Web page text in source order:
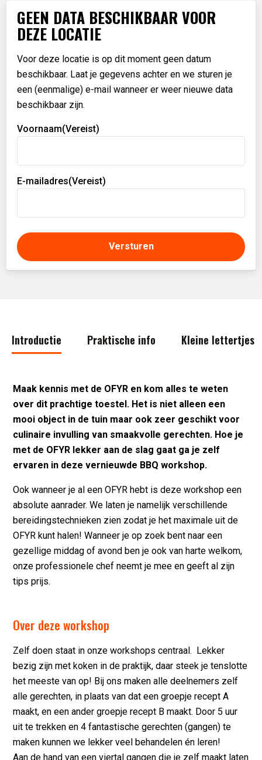
GEEN DATA BESCHIKBAAR VOOR
DEZE LOCATIE
Voor deze locatie is op dit moment geen datum
beschikbaar. Laat je gegevens achter en we sturen je
een (eenmalige) e-mail wanneer er weer nieuwe data
beschikbaar zijn.
Voornaam(Vereist)
E-mailadres(Vereist)
Introductie Praktische info Kleine lettertjes
Maak kennis met de OFYR en kom alles te weten
over dit prachtige toestel. Het is niet alleen een
mooi object in de tuin maar ook zeer geschikt voor
culinaire invulling van smaakvolle gerechten. Hoe je
met de OFYR lekker aan de slag gaat ga je zelf
ervaren in deze vernieuwde BBQ workshop.
Ook wanneer je al een OFYR hebt is deze workshop een
absolute aanrader. We laten je namelijk verschillende
bereidingstechnieken zien zodat je het maximale uit de
OFYR kunt halen! Wanneer je op zoek bent naar een
gezellige middag of avond ben je ook van harte welkom,
onze professionele chef neemt je mee en geeft al zijn
tips prijs.
Over deze workshop
Zelf doen staat in onze workshops centraal. Lekker
bezig zijn met koken in de praktijk, daar steek je tenslotte
het meeste van op! Bij ons maken alle deelnemers zelf
alle gerechten, in plaats van dat een groepje recept A
maakt, en een ander groepje recept B maakt. Door 5 uur
uit te trekken en 4 fantastische gerechten (gangen) te
maken kunnen we lekker veel behandelen én leren!
Aan de hand van een viertal gangen die je zelf maakt laten